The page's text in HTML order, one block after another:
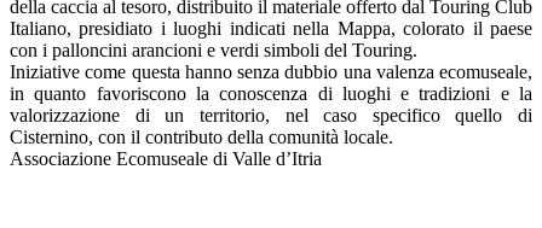
della caccia al tesoro, distribuito il materiale offerto dal Touring Club
Italiano, presidiato i luoghi indicati nella Mappa, colorato il paese
con i palloncini arancioni e verdi simboli del Touring.
Iniziative come questa hanno senza dubbio una valenza ecomuseale,
in quanto favoriscono la conoscenza di luoghi e tradizioni e la
valorizzazione di un territorio, nel caso specifico quello di
Cisternino, con il contributo della comunità locale.
Associazione Ecomuseale di Valle d’Itria